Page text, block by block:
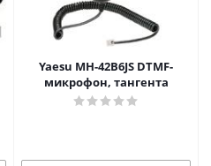
Yaesu MH-42B6JS DTMF-
микрофон, тангента